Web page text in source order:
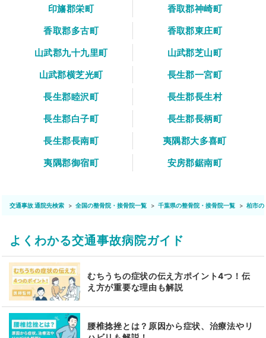
印旛郡栄町
香取郡神崎町
香取郡多古町
香取郡東庄町
山武郡九十九里町
山武郡芝山町
山武郡横芝光町
長生郡一宮町
長生郡睦沢町
長生郡長生村
長生郡白子町
長生郡長柄町
長生郡長南町
夷隅郡大多喜町
夷隅郡御宿町
安房郡鋸南町
交通事故 通院先検索 全国の整骨院・接骨院一覧 千葉県の整骨院・接骨院一覧 柏市の
よくわかる交通事故病院ガイド
むちうちの症状の伝え方ポイント4つ！伝
え方が重要な理由も解説
腰椎捻挫とは？原因から症状、治療法やリ